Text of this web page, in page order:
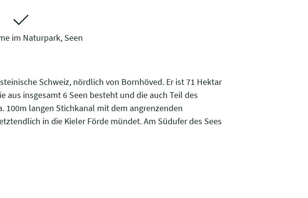
im Naturpark, Seen
Schweiz, nördlich von Bornhöved. Er ist 71 Hektar
aus insgesamt 6 Seen besteht und die auch Teil des
100m langen Stichkanal mit dem angrenzenden
in die Kieler Förde mündet. Am Südufer des Sees